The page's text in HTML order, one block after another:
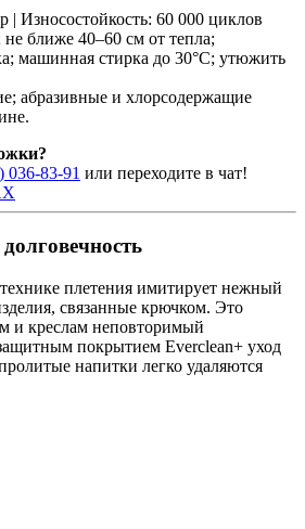
| Износостойкость: 60 000 циклов
не ближе 40–60 см от тепла;
машинная стирка до 30°C; утюжить
абразивные и хлорсодержащие
036-83-91 или переходите в чат!
плетения имитирует нежный
связанные крючком. Это
и креслам неповторимый
покрытием Everclean+ уход
напитки легко удаляются